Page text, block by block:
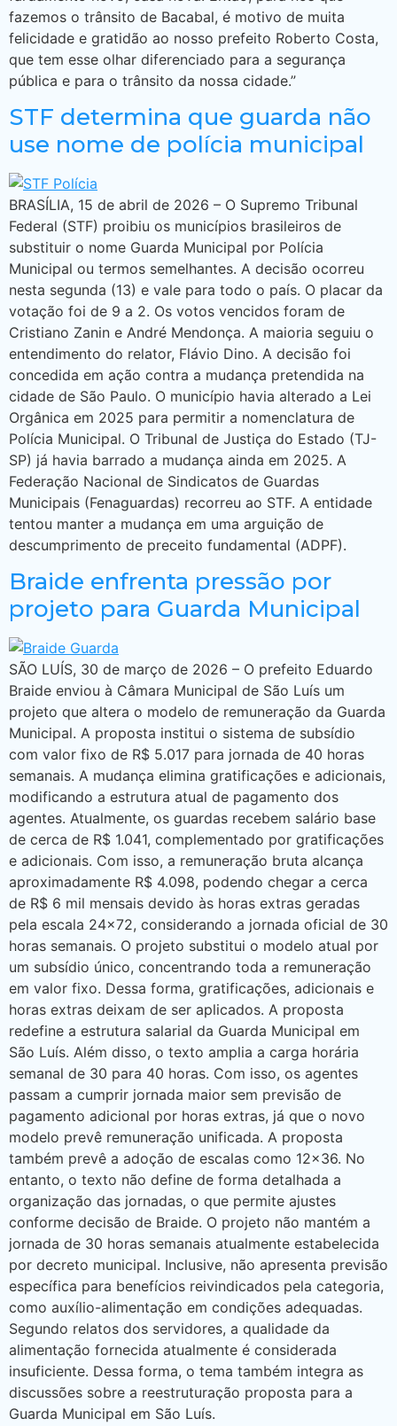
fazemos o trânsito de Bacabal, é motivo de muita
felicidade e gratidão ao nosso prefeito Roberto Costa,
que tem esse olhar diferenciado para a segurança
pública e para o trânsito da nossa cidade.”
STF determina que guarda não
use nome de polícia municipal
BRASÍLIA, 15 de abril de 2026 – O Supremo Tribunal
Federal (STF) proibiu os municípios brasileiros de
substituir o nome Guarda Municipal por Polícia
Municipal ou termos semelhantes. A decisão ocorreu
nesta segunda (13) e vale para todo o país. O placar da
votação foi de 9 a 2. Os votos vencidos foram de
Cristiano Zanin e André Mendonça. A maioria seguiu o
entendimento do relator, Flávio Dino. A decisão foi
concedida em ação contra a mudança pretendida na
cidade de São Paulo. O município havia alterado a Lei
Orgânica em 2025 para permitir a nomenclatura de
Polícia Municipal. O Tribunal de Justiça do Estado (TJ-
SP) já havia barrado a mudança ainda em 2025. A
Federação Nacional de Sindicatos de Guardas
Municipais (Fenaguardas) recorreu ao STF. A entidade
tentou manter a mudança em uma arguição de
descumprimento de preceito fundamental (ADPF).
Braide enfrenta pressão por
projeto para Guarda Municipal
SÃO LUÍS, 30 de março de 2026 – O prefeito Eduardo
Braide enviou à Câmara Municipal de São Luís um
projeto que altera o modelo de remuneração da Guarda
Municipal. A proposta institui o sistema de subsídio
com valor fixo de R$ 5.017 para jornada de 40 horas
semanais. A mudança elimina gratificações e adicionais,
modificando a estrutura atual de pagamento dos
agentes. Atualmente, os guardas recebem salário base
de cerca de R$ 1.041, complementado por gratificações
e adicionais. Com isso, a remuneração bruta alcança
aproximadamente R$ 4.098, podendo chegar a cerca
de R$ 6 mil mensais devido às horas extras geradas
pela escala 24×72, considerando a jornada oficial de 30
horas semanais. O projeto substitui o modelo atual por
um subsídio único, concentrando toda a remuneração
em valor fixo. Dessa forma, gratificações, adicionais e
horas extras deixam de ser aplicados. A proposta
redefine a estrutura salarial da Guarda Municipal em
São Luís. Além disso, o texto amplia a carga horária
semanal de 30 para 40 horas. Com isso, os agentes
passam a cumprir jornada maior sem previsão de
pagamento adicional por horas extras, já que o novo
modelo prevê remuneração unificada. A proposta
também prevê a adoção de escalas como 12×36. No
entanto, o texto não define de forma detalhada a
organização das jornadas, o que permite ajustes
conforme decisão de Braide. O projeto não mantém a
jornada de 30 horas semanais atualmente estabelecida
por decreto municipal. Inclusive, não apresenta previsão
específica para benefícios reivindicados pela categoria,
como auxílio-alimentação em condições adequadas.
Segundo relatos dos servidores, a qualidade da
alimentação fornecida atualmente é considerada
insuficiente. Dessa forma, o tema também integra as
discussões sobre a reestruturação proposta para a
Guarda Municipal em São Luís.